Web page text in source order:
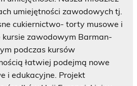
umiejętności zawodowych tj.
cukiernictwo- torty musowe i
kursie zawodowym Barman-
podczas kursów
łatwiej podejmą nowe
i edukacyjne. Projekt